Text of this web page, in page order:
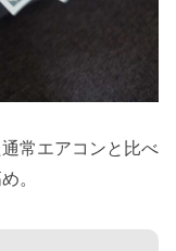
常エアコンと比べ
。